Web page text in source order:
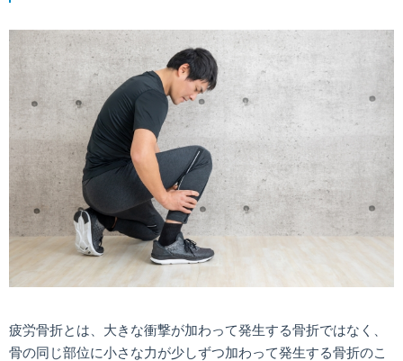
疲労骨折とは、大きな衝撃が加わって発生する骨折ではなく、
骨の同じ部位に小さな力が少しずつ加わって発生する骨折のこ